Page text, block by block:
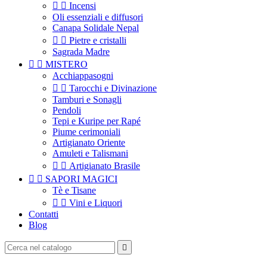
  Incensi
Oli essenziali e diffusori
Canapa Solidale Nepal
  Pietre e cristalli
Sagrada Madre
  MISTERO
Acchiappasogni
  Tarocchi e Divinazione
Tamburi e Sonagli
Pendoli
Tepi e Kuripe per Rapé
Piume cerimoniali
Artigianato Oriente
Amuleti e Talismani
  Artigianato Brasile
  SAPORI MAGICI
Tè e Tisane
  Vini e Liquori
Contatti
Blog
